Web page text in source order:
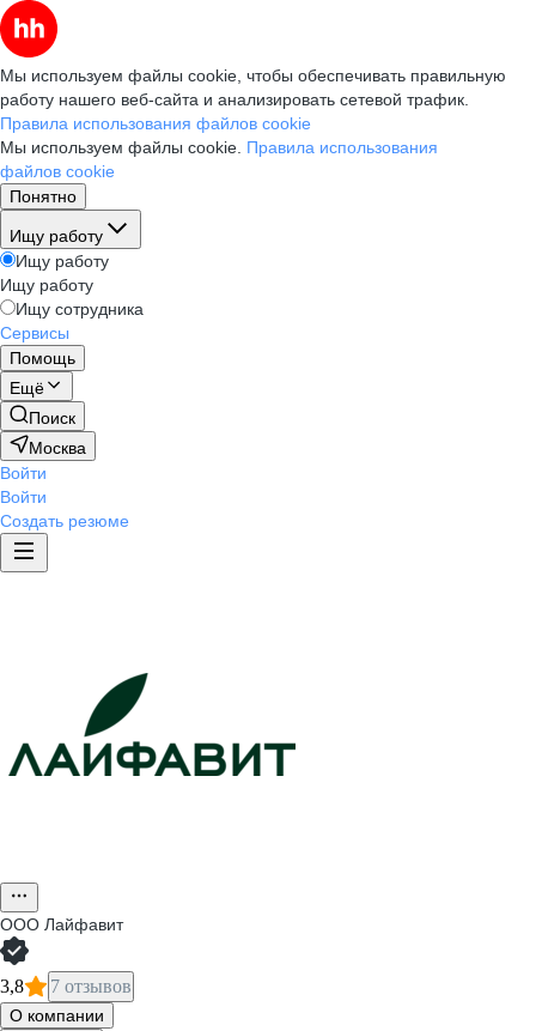
Мы используем файлы cookie, чтобы обеспечивать правильную
работу нашего веб-сайта и анализировать сетевой трафик.
Правила использования файлов cookie
Мы используем файлы cookie. Правила использования
файлов cookie
Понятно
Ищу работу
Ищу работу
Ищу работу
Ищу сотрудника
Сервисы
Помощь
Ещё
Поиск
Москва
Войти
Войти
Создать резюме
ООО Лайфавит
3,8 7 отзывов
О компании